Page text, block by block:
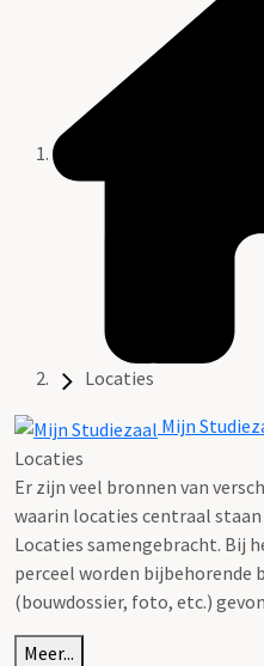
Locaties
Mijn
Locaties
Er zijn veel bronnen van
waarin locaties centraal staan
Locaties samengebracht. Bij
perceel worden bijbehorende
(bouwdossier, foto, etc.)
Meer...